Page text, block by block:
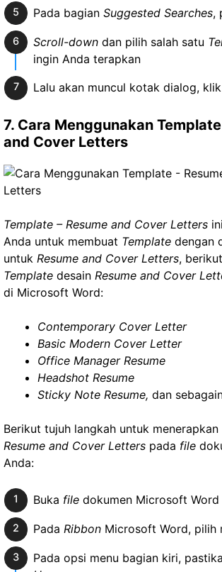
Pada bagian Suggested Searches,
Scroll-downdan pilih salah satu
ingin Anda terapkan
Lalu akan muncul kotak dialog, klik
7. Cara Menggunakan
and Cover Letters
Template – Resume and Cover Letters
Anda untuk membuat Template dengan
untuk Resume and Cover Letters,
Template desain Resume and Cover
di Microsoft Word:
Contemporary Cover Letter
Basic Modern Cover Letter
Office Manager Resume
Headshot Resume
Sticky Note Resume, dan
Berikut tujuh langkah untuk menerapkan
Resume and Cover Letters pada file
Anda:
Buka filedokumen Microsoft Word
Pada RibbonMicrosoft Word, pilih
Pada opsi menu bagian kiri,